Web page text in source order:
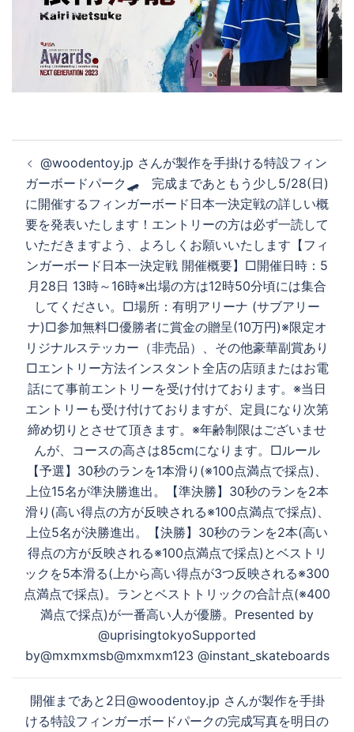
稿
ナ
ビ
ゲ
ー
ン
@woodentoy.jp さんが製作を手掛ける特設フィン
ガーボードパーク🛹 完成まであともう少し5/28(日)
に開催するフィンガーボード日本一決定戦の詳しい概
要を発表いたします！エントリーの方は必ず一読して
いただきますよう、よろしくお願いいたします【フィ
ンガーボード日本一決定戦 開催概要】□開催日時：5
月28日 13時～16時※出場の方は12時50分頃には集合
してください。□場所：有明アリーナ (サブアリー
ナ)□参加無料□優勝者に賞金の贈呈(10万円)※限定オ
リジナルステッカー（非売品）、その他豪華副賞あり
□エントリー方法インスタント全店の店頭またはお電
話にて事前エントリーを受け付けております。※当日
エントリーも受け付けておりますが、定員になり次第
締め切りとさせて頂きます。※年齢制限はございませ
んが、コースの高さは85cmになります。□ルール
【予選】30秒のランを1本滑り(※100点満点で採点)、
上位15名が準決勝進出。【準決勝】30秒のランを2本
滑り(高い得点の方が反映される※100点満点で採点)、
上位5名が決勝進出。【決勝】30秒のランを2本(高い
得点の方が反映される※100点満点で採点)とベストリ
ックを5本滑る(上から高い得点が3つ反映される※300
点満点で採点)。ランとベストトリックの合計点(※400
満点で採点)が一番高い人が優勝。Presented by
@uprisingtokyoSupported
by@mxmxmsb@mxmxm123 @instant_skateboards
開催まであと2日@woodentoy.jp さんが製作を手掛
ける特設フィンガーボードパークの完成写真を明日の